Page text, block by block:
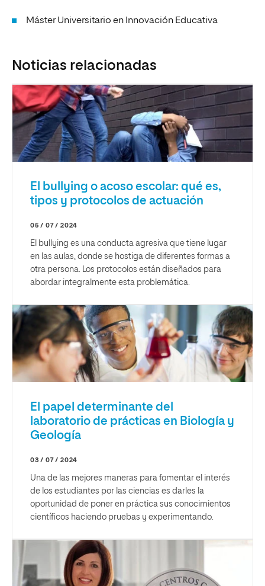
Máster Universitario en Innovación Educativa
Noticias relacionadas
El bullying o acoso escolar: qué es,
tipos y protocolos de actuación
05 / 07 / 2024
El bullying es una conducta agresiva que tiene lugar
en las aulas, donde se hostiga de diferentes formas a
otra persona. Los protocolos están diseñados para
abordar integralmente esta problemática.
El papel determinante del
laboratorio de prácticas en Biología y
Geología
03 / 07 / 2024
Una de las mejores maneras para fomentar el interés
de los estudiantes por las ciencias es darles la
oportunidad de poner en práctica sus conocimientos
científicos haciendo pruebas y experimentando.